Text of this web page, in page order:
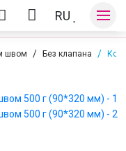
RU
швом Без клапана